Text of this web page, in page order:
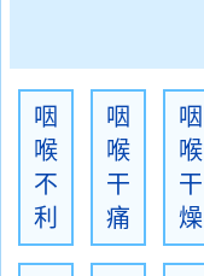
咽
喉
不
利
咽
喉
干
痛
咽
喉
干
燥